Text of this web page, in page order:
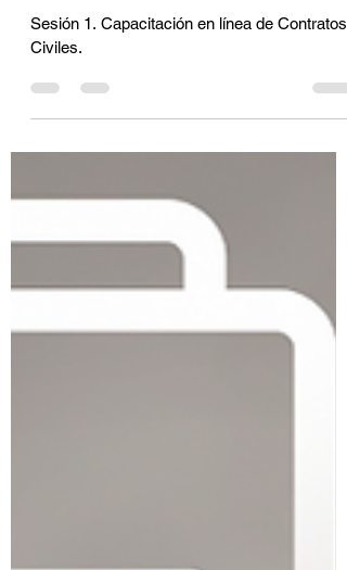
CIVILES. ESTRATEGIAS DE
ARGUMENTACIÓN Y
REDACCIÓN JURÍDICA.
Sesión 1. Capacitación en línea de Contratos